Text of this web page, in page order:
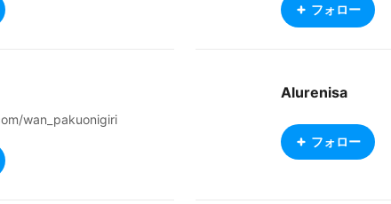
フォロー
wan_pakuonigiri
Alurenisa
フォロー